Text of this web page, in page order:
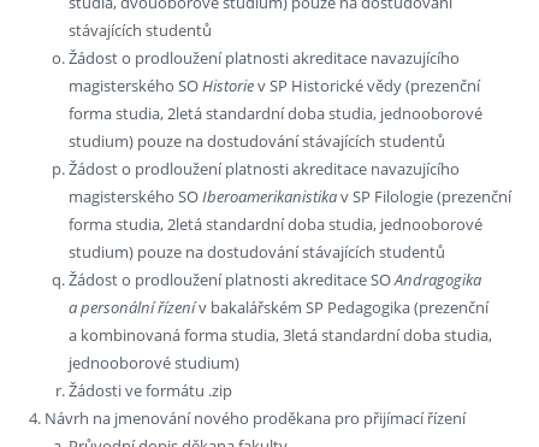
stávajících studentů
Žádost o prodloužení platnosti akreditace navazujícího
magisterského SOHistoriev SP Historické vědy (prezenční
forma studia, 2letá standardní doba studia, jednooborové
studium) pouze na dostudování stávajících studentů
Žádost o prodloužení platnosti akreditace navazujícího
magisterského SOIberoamerikanistikav SP Filologie (prezenční
forma studia, 2letá standardní doba studia, jednooborové
studium) pouze na dostudování stávajících studentů
Žádost o prodloužení platnosti akreditace SOAndragogika
a personální řízenív bakalářském SP Pedagogika (prezenční
a kombinovaná forma studia, 3letá standardní doba studia,
jednooborové studium)
Žádosti ve formátu .zip
Návrh na jmenování nového proděkana pro přijímací řízení